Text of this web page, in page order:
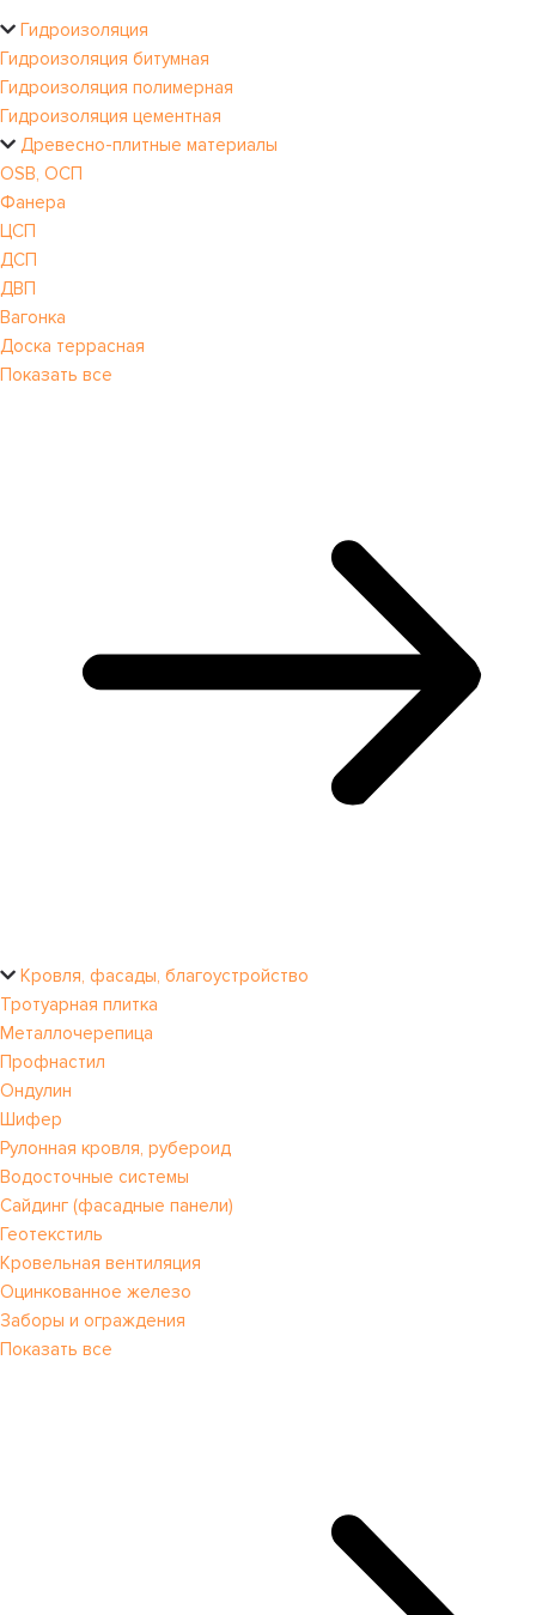
Гидроизоляция
Гидроизоляция битумная
Гидроизоляция полимерная
Гидроизоляция цементная
Древесно-плитные материалы
OSB, ОСП
Фанера
ЦСП
ДСП
ДВП
Вагонка
Доска террасная
Показать все
Кровля, фасады, благоустройство
Тротуарная плитка
Металлочерепица
Профнастил
Ондулин
Шифер
Рулонная кровля, рубероид
Водосточные системы
Сайдинг (фасадные панели)
Геотекстиль
Кровельная вентиляция
Оцинкованное железо
Заборы и ограждения
Показать все